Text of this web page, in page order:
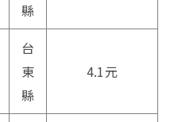
縣
台
東
縣
4.1元